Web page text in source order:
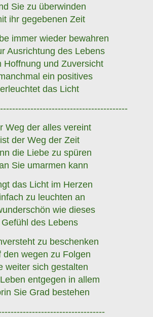
Sie zu überwinden
ihr gegebenen Zeit
immer wieder bewahren
Ausrichtung des Lebens
Hoffnung und Zuversicht
ein positives
erleuchtet das Licht
Weg der alles vereint
ist der Weg der Zeit
die Liebe zu spüren
Sie umarmen kann
das Licht im Herzen
zu leuchten an
wie dieses
Gefühl des Lebens
zu beschenken
den wegen zu Folgen
weiter sich gestalten
entgegen in allem
Sie Grad bestehen